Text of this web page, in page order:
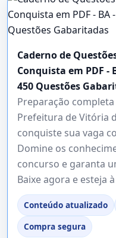
Caderno de
Conquista em PDF -
450 Questões
Preparação
Prefeitura de Vitória
conquiste sua vaga
Domine os
concurso e garanta
Baixe agora e esteja
Conteúdo atualizado
Compra segura